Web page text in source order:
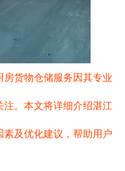
货物仓储服务因其专业
。本文将详细介绍湛江
及优化建议，帮助用户